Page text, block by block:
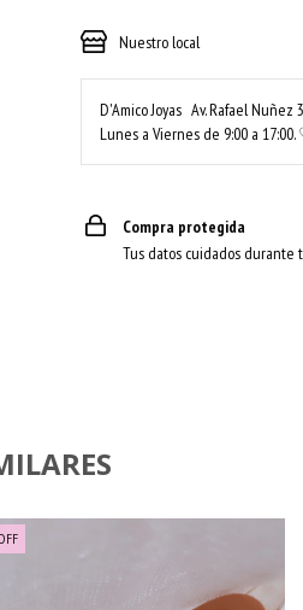
Nuestro local
D'Amico Joyas Av. Rafael Nuñez
Lunes a Viernes de 9:00 a
Compra protegida
Tus datos cuidados durante